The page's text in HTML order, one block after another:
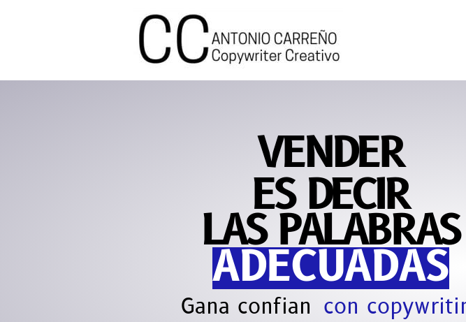
VENDER
ES DECIR
LAS PALABRAS
ADECUADAS
Persuade con copywriting